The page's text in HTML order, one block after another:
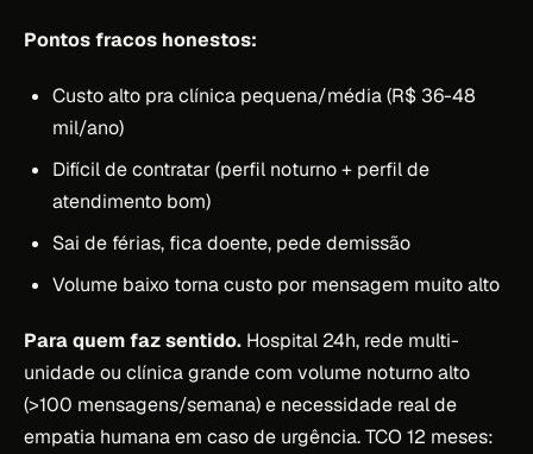
Pontos fracos honestos:
Custo alto pra clínica pequena/média (R$ 36-48
mil/ano)
Difícil de contratar (perfil noturno + perfil de
atendimento bom)
Sai de férias, fica doente, pede demissão
Volume baixo torna custo por mensagem muito alto
Para quem faz sentido. Hospital 24h, rede multi-
unidade ou clínica grande com volume noturno alto
(>100 mensagens/semana) e necessidade real de
empatia humana em caso de urgência. TCO 12 meses: